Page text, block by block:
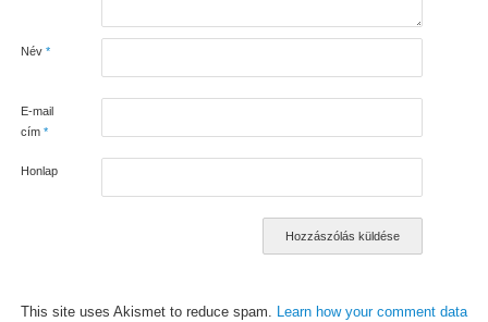
Név *
E-mail
cím *
Honlap
This site uses Akismet to reduce spam. Learn how your comment data